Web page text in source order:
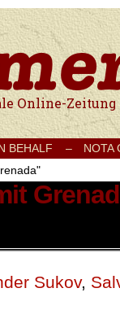
für Frieden,
BEHALF –
NOTA
Sukov,